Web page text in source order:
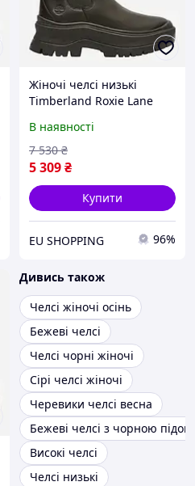
Жіночі челсі низькі
Timberland Roxie Lane
(6.5US) 23.5 см Чорні
(197065860974)
В наявності
5 309₴
7 530 ₴
Купити
EU SHOPPING 96%
Дивись також
Челсі жіночі осінь
Бежеві челсі
Челсі чорні жіночі
Сірі челсі жіночі
Черевики челсі весна
Бежеві челсі з чорною
Високі челсі
Челсі низькі